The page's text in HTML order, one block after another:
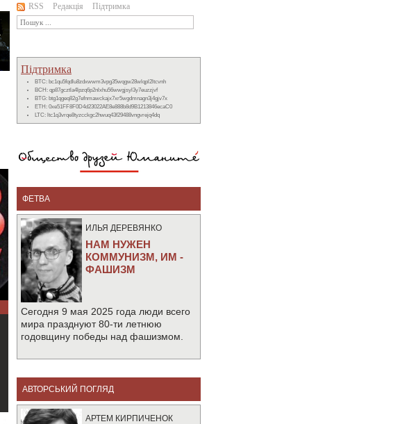
RSS Редакція Підтримка
Підтримка
BTC: bc1qu5fqdlu8zdxwwm3vpg35wqgw28wlqpl2ltcvnh
BCH: qp87gcztla4lpzq6p2nlxhu56wwgjsyl3y7euzzjvf
BTG: btg1qgeq82g7efnmawckajx7xr5wgdmnagn3j4gjv7x
ETH: 0xe51FF8F0D4d23022AE8e888b8d9B1213846ecaC0
LTC: ltc1q3vrqe8tyzcckgc2hwuq43f29488vngvrejq4dq
ФЕТВА
ИЛЬЯ ДЕРЕВЯНКО
НАМ НУЖЕН
КОММУНИЗМ, ИМ -
ФАШИЗМ
Сегодня 9 мая 2025 года люди всего
мира празднуют 80-ти летнюю
годовщину победы над фашизмом.
АВТОРСЬКИЙ ПОГЛЯД
АРТЕМ КИРПИЧЕНОК